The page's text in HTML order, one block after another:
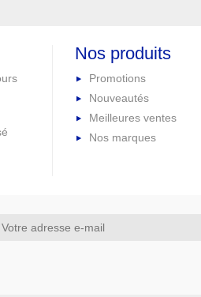
Nos produits
Promotions
Nouveautés
Meilleures ventes
Nos marques